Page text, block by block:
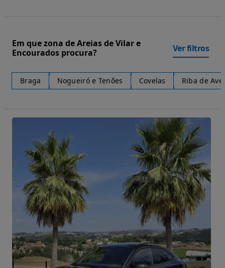
Em que zona de Areias de Vilar e
Encourados procura?
Ver filtros
Braga Nogueiró e Tenões Covelas Riba de Ave